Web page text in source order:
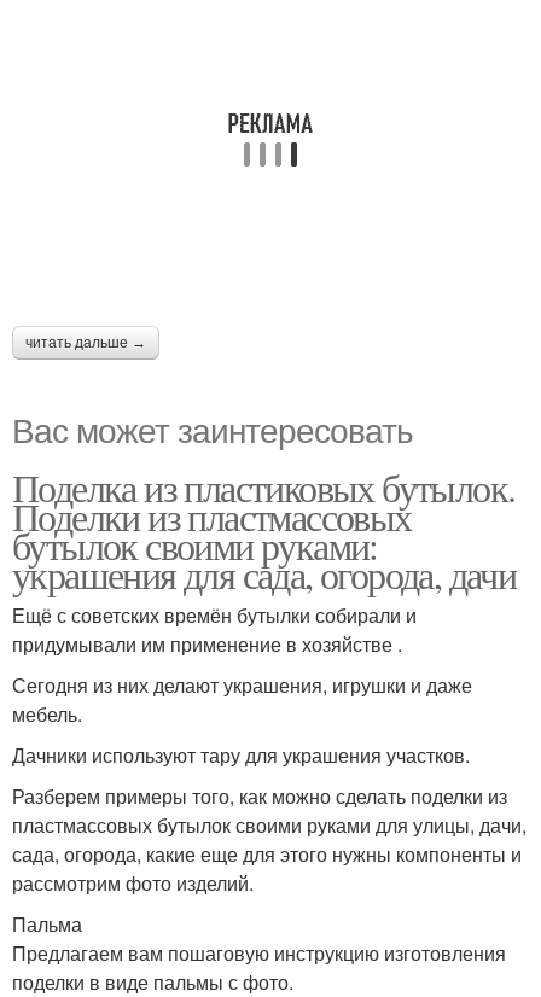
читать дальше →
Вас может заинтересовать
Поделка из пластиковых бутылок.
Поделки из пластмассовых
бутылок своими руками:
украшения для сада, огорода, дачи
Ещё с советских времён бутылки собирали и
придумывали им применение в хозяйстве .
Сегодня из них делают украшения, игрушки и даже
мебель.
Дачники используют тару для украшения участков.
Разберем примеры того, как можно сделать поделки из
пластмассовых бутылок своими руками для улицы, дачи,
сада, огорода, какие еще для этого нужны компоненты и
рассмотрим фото изделий.
Пальма
Предлагаем вам пошаговую инструкцию изготовления
поделки в виде пальмы с фото.